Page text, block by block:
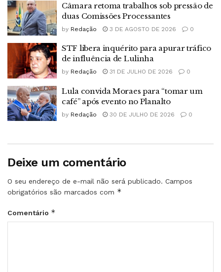
Câmara retoma trabalhos sob pressão de
duas Comissões Processantes
by Redação 3 DE AGOSTO DE 2026 0
STF libera inquérito para apurar tráfico
de influência de Lulinha
by Redação 31 DE JULHO DE 2026 0
Lula convida Moraes para “tomar um
café” após evento no Planalto
by Redação 30 DE JULHO DE 2026 0
Deixe um comentário
O seu endereço de e-mail não será publicado. Campos
obrigatórios são marcados com *
Comentário *